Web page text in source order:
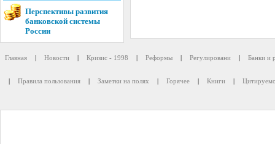
Перспективы развития
банковской системы
России
Главная | Новости | Кризис - 1998 | Реформы | Регулировани | Банки и
| Правила пользования | Заметки на полях | Горячее | Книги |